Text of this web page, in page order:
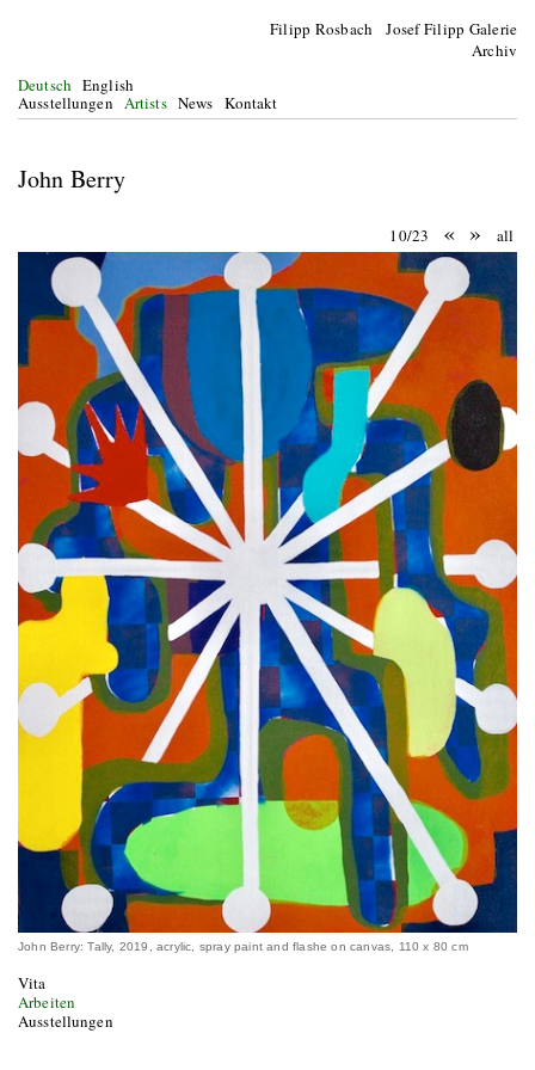
Filipp Rosbach Josef Filipp Galerie
Archiv
Deutsch English
Ausstellungen Artists News Kontakt
John Berry
10/23 « » all
John Berry: Tally, 2019, acrylic, spray paint and flashe on canvas, 110 x 80 cm
Vita
Arbeiten
Ausstellungen